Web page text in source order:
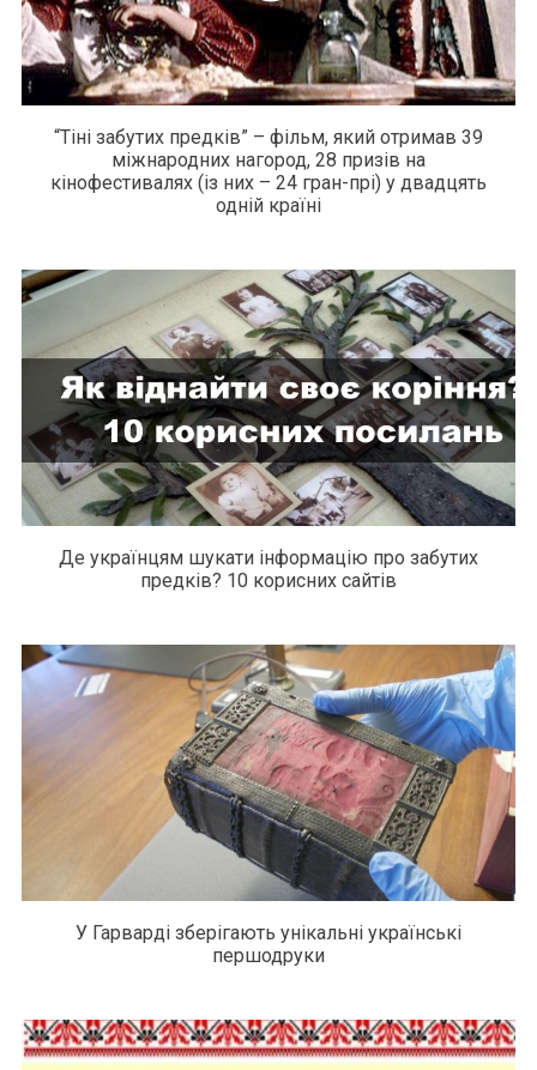
“Тіні забутих предків” – фільм, який отримав 39
міжнародних нагород, 28 призів на
кінофестивалях (із них – 24 гран-прі) у двадцять
одній країні
Де українцям шукати інформацію про забутих
предків? 10 корисних сайтів
У Гарварді зберігають унікальні українські
першодруки